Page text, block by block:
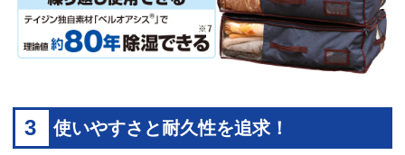
3 使いやすさと耐久性を追求！